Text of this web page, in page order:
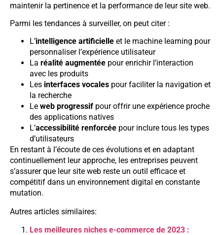
maintenir la pertinence et la performance de leur site web.
Parmi les tendances à surveiller, on peut citer :
L’intelligence artificielle et le machine learning pour
personnaliser l’expérience utilisateur
La réalité augmentée pour enrichir l’interaction
avec les produits
Les interfaces vocales pour faciliter la navigation et
la recherche
Le web progressif pour offrir une expérience proche
des applications natives
L’accessibilité renforcée pour inclure tous les types
d’utilisateurs
En restant à l’écoute de ces évolutions et en adaptant
continuellement leur approche, les entreprises peuvent
s’assurer que leur site web reste un outil efficace et
compétitif dans un environnement digital en constante
mutation.
Autres articles similaires:
Les meilleures niches e-commerce de 2023 :